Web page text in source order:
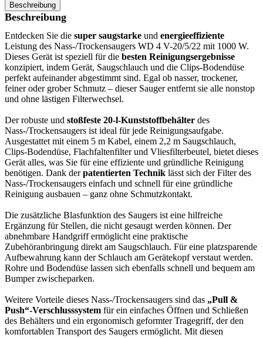
Beschreibung
Beschreibung
Entdecken Sie die super saugstarke und energieeffiziente
Leistung des Nass-/Trockensaugers WD 4 V-20/5/22 mit 1000 W.
Dieses Gerät ist speziell für die besten Reinigungsergebnisse
konzipiert, indem Gerät, Saugschlauch und die Clips-Bodendüse
perfekt aufeinander abgestimmt sind. Egal ob nasser, trockener,
feiner oder grober Schmutz – dieser Sauger entfernt sie alle nonstop
und ohne lästigen Filterwechsel.
Der robuste und stoßfeste 20-l-Kunststoffbehälter des
Nass-/Trockensaugers ist ideal für jede Reinigungsaufgabe.
Ausgestattet mit einem 5 m Kabel, einem 2,2 m Saugschlauch,
Clips-Bodendüse, Flachfaltenfilter und Vliesfilterbeutel, bietet dieses
Gerät alles, was Sie für eine effiziente und gründliche Reinigung
benötigen. Dank derpatentierten Technik lässt sich der Filter des
Nass-/Trockensaugers einfach und schnell für eine gründliche
Reinigung ausbauen – ganz ohne Schmutzkontakt.
Die zusätzliche Blasfunktion des Saugers ist eine hilfreiche
Ergänzung für Stellen, die nicht gesaugt werden können. Der
abnehmbare Handgriff ermöglicht eine praktische
Zubehöranbringung direkt am Saugschlauch. Für eine platzsparende
Aufbewahrung kann der Schlauch am Gerätekopf verstaut werden.
Rohre und Bodendüse lassen sich ebenfalls schnell und bequem am
Bumper zwischeparken.
Weitere Vorteile dieses Nass-/Trockensaugers sind das „Pull &
Push“-Verschlusssystem für ein einfaches Öffnen und Schließen
des Behälters und ein ergonomisch geformter Tragegriff, der den
komfortablen Transport des Saugers ermöglicht. Mit diesen